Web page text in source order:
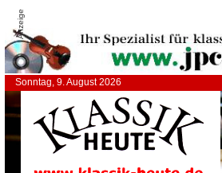
Anzeige
Sonntag, 9. August 2026